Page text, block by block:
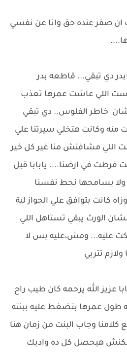
ان صقر عنده حق وانا عن نفسي
دي تبقي... قاطعه بدر
اللي عاشت عمرها تعذب
خاطر الفلوس.. دي تبقي
منه وكانت هتخلي سيرتنا علي
اللي مشافتش منا غير كل خير
فرطت في ارضنا.... يابابا قبل
يسامحها نحط نفسنا
كانت بتوافق علي الجواز لية
الورث يبقي تستاهل اللي
عليه... ومش،عليه بس لا
تتربي
عزيز الله يرحمه كان طيب راح
طول عمرها بتضغط عليه ببنته
وجاب البنت من زمان هنا
هيحصل كل ده واديك